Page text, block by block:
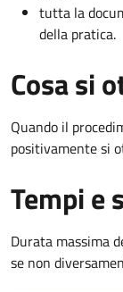
tutta la
della pratica.
Cosa si
Quando il
positivamente si
Tempi e
Durata massima
se non